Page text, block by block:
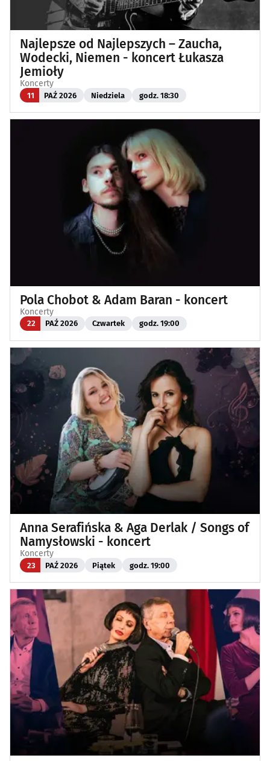
Najlepsze od Najlepszych – Zaucha,
Wodecki, Niemen - koncert Łukasza
Jemioły
Koncerty
11 PAŹ 2026 Niedziela godz. 18:30
Pola Chobot & Adam Baran - koncert
Koncerty
22 PAŹ 2026 Czwartek godz. 19:00
Anna Serafińska & Aga Derlak / Songs of
Namysłowski - koncert
Koncerty
23 PAŹ 2026 Piątek godz. 19:00